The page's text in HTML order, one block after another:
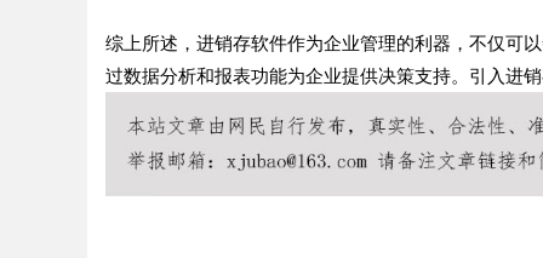
综上所述，进销存软件作为企业管理的利器，不仅可
过数据分析和报表功能为企业提供决策支持。引入进